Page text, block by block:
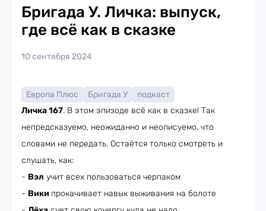
Бригада У. Личка: выпуск,
где всё как в сказке
10 сентября 2024
Европа Плюс Бригада У
подкаст
Личка 167. В этом эпизоде всё как в сказке! Так
непредсказуемо, неожиданно и неописуемо, что
словами не передать. Остаётся только смотреть и
слушать, как:
- Вэл учит всех пользоваться черпаком
- Вики прокачивает навык выживания на болоте